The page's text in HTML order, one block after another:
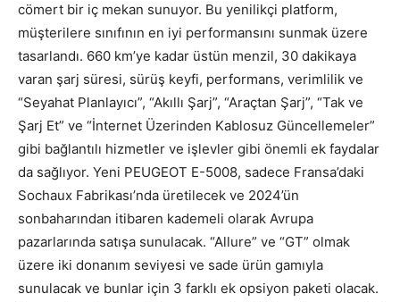
cömert bir iç mekan sunuyor. Bu yenilikçi platform,
müşterilere sınıfının en iyi performansını sunmak üzere
tasarlandı. 660 km’ye kadar üstün menzil, 30 dakikaya
varan şarj süresi, sürüş keyfi, performans, verimlilik ve
“Seyahat Planlayıcı”, “Akıllı Şarj”, “Araçtan Şarj”, “Tak ve
Şarj Et” ve “İnternet Üzerinden Kablosuz Güncellemeler”
gibi bağlantılı hizmetler ve işlevler gibi önemli ek faydalar
da sağlıyor. Yeni PEUGEOT E-5008, sadece Fransa’daki
Sochaux Fabrikası’nda üretilecek ve 2024’ün
sonbaharından itibaren kademeli olarak Avrupa
pazarlarında satışa sunulacak. “Allure” ve “GT” olmak
üzere iki donanım seviyesi ve sade ürün gamıyla
sunulacak ve bunlar için 3 farklı ek opsiyon paketi olacak.